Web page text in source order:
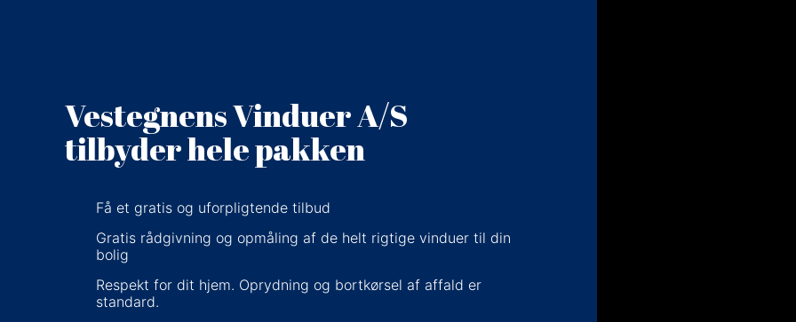
Vestegnens Vinduer A/S
​tilbyder hele pakken
Få et gratis og uforpligtende tilbud
Gratis rådgivning og opmåling af de helt rigtige vinduer til din
bolig
Respekt for dit hjem. Oprydning og bortkørsel af affald er
standard.